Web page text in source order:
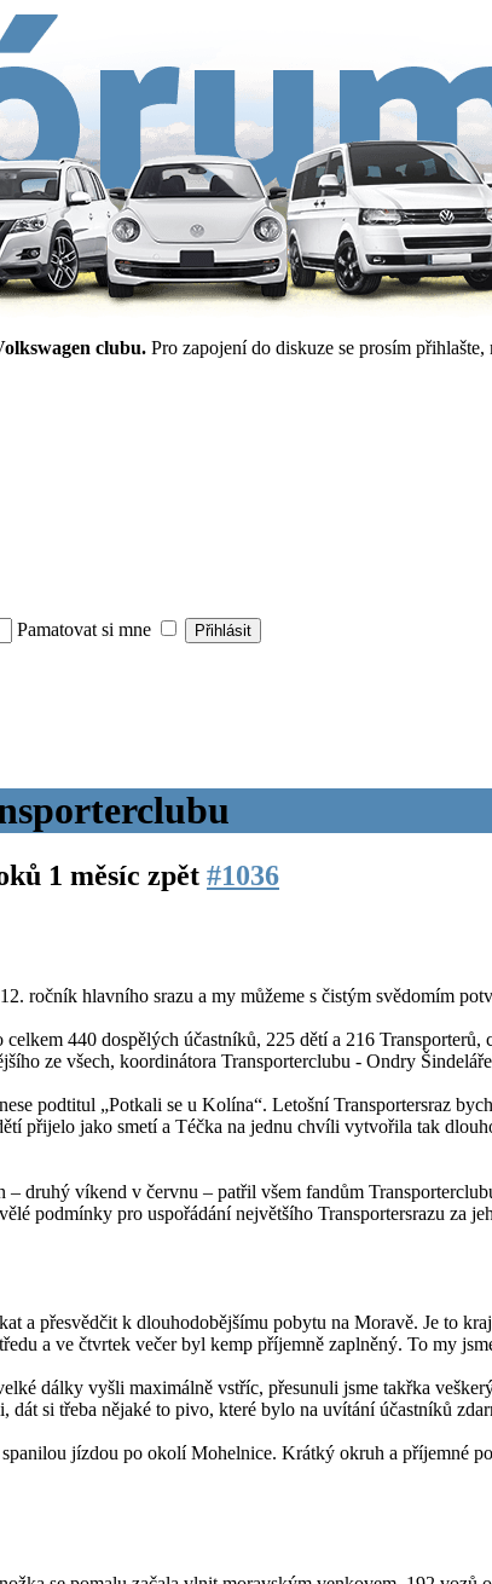
clubu. Pro zapojení do diskuze se prosím přihlašte,
Pamatovat si mne
1 měsíc zpět #1036
ročník hlavního srazu a my můžeme s čistým svědomím
440 dospělých účastníků, 225 dětí a 216
ze všech, koordinátora Transporterclubu - Ondry
podtitul „Potkali se u Kolína“. Letošní Transportersraz
přijelo jako smetí a Téčka na jednu chvíli vytvořila tak
druhý víkend v červnu – patřil všem fandům
podmínky pro uspořádání největšího Transportersrazu za
a přesvědčit k dlouhodobějšímu pobytu na Moravě. Je to
a ve čtvrtek večer byl kemp příjemně zaplněný. To my
dálky vyšli maximálně vstříc, přesunuli jsme takřka
si třeba nějaké to pivo, které bylo na uvítání účastníků
jízdou po okolí Mohelnice. Krátký okruh a příjemné